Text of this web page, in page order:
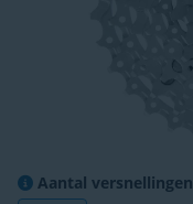
Aantal versnellingen